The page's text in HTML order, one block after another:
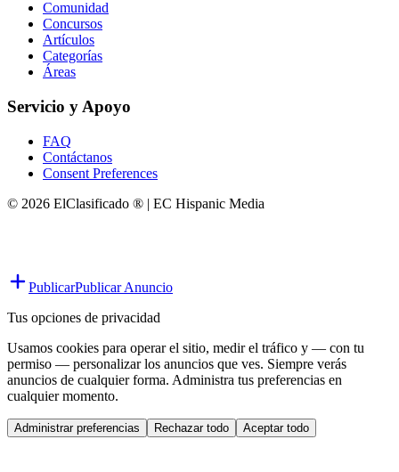
Comunidad
Concursos
Artículos
Categorías
Áreas
Servicio y Apoyo
FAQ
Contáctanos
Consent Preferences
© 2026 ElClasificado ® | EC Hispanic Media
PublicarPublicar Anuncio
Tus opciones de privacidad
Usamos cookies para operar el sitio, medir el tráfico y — con tu
permiso — personalizar los anuncios que ves. Siempre verás
anuncios de cualquier forma. Administra tus preferencias en
cualquier momento.
Administrar preferencias Rechazar todo Aceptar todo